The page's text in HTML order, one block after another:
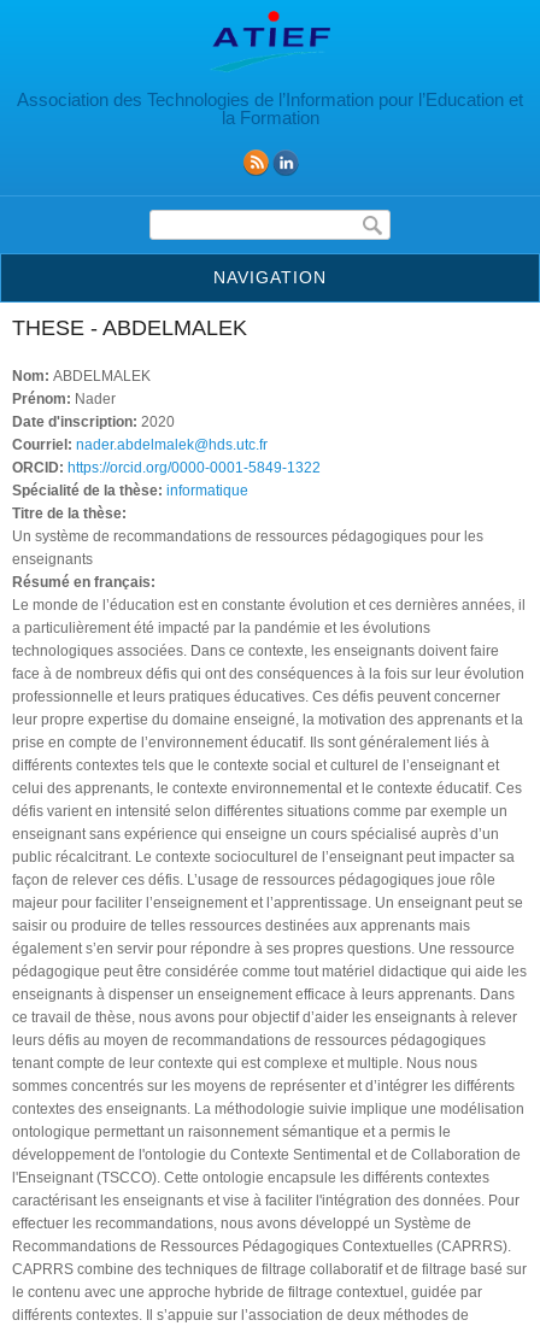
Association des Technologies de l’Information pour l’Education et
la Formation
Formulaire de recherche
NAVIGATION
THESE - ABDELMALEK
Nom: ABDELMALEK
Prénom: Nader
Date d'inscription: 2020
Courriel: nader.abdelmalek@hds.utc.fr
ORCID: https://orcid.org/0000-0001-5849-1322
Spécialité de la thèse: informatique
Titre de la thèse:
Un système de recommandations de ressources pédagogiques pour les
enseignants
Résumé en français:
Le monde de l’éducation est en constante évolution et ces dernières années, il
a particulièrement été impacté par la pandémie et les évolutions
technologiques associées. Dans ce contexte, les enseignants doivent faire
face à de nombreux défis qui ont des conséquences à la fois sur leur évolution
professionnelle et leurs pratiques éducatives. Ces défis peuvent concerner
leur propre expertise du domaine enseigné, la motivation des apprenants et la
prise en compte de l’environnement éducatif. Ils sont généralement liés à
différents contextes tels que le contexte social et culturel de l’enseignant et
celui des apprenants, le contexte environnemental et le contexte éducatif. Ces
défis varient en intensité selon différentes situations comme par exemple un
enseignant sans expérience qui enseigne un cours spécialisé auprès d’un
public récalcitrant. Le contexte socioculturel de l’enseignant peut impacter sa
façon de relever ces défis. L’usage de ressources pédagogiques joue rôle
majeur pour faciliter l’enseignement et l’apprentissage. Un enseignant peut se
saisir ou produire de telles ressources destinées aux apprenants mais
également s’en servir pour répondre à ses propres questions. Une ressource
pédagogique peut être considérée comme tout matériel didactique qui aide les
enseignants à dispenser un enseignement efficace à leurs apprenants. Dans
ce travail de thèse, nous avons pour objectif d’aider les enseignants à relever
leurs défis au moyen de recommandations de ressources pédagogiques
tenant compte de leur contexte qui est complexe et multiple. Nous nous
sommes concentrés sur les moyens de représenter et d’intégrer les différents
contextes des enseignants. La méthodologie suivie implique une modélisation
ontologique permettant un raisonnement sémantique et a permis le
développement de l'ontologie du Contexte Sentimental et de Collaboration de
l'Enseignant (TSCCO). Cette ontologie encapsule les différents contextes
caractérisant les enseignants et vise à faciliter l'intégration des données. Pour
effectuer les recommandations, nous avons développé un Système de
Recommandations de Ressources Pédagogiques Contextuelles (CAPRRS).
CAPRRS combine des techniques de filtrage collaboratif et de filtrage basé sur
le contenu avec une approche hybride de filtrage contextuel, guidée par
différents contextes. Il s’appuie sur l’association de deux méthodes de